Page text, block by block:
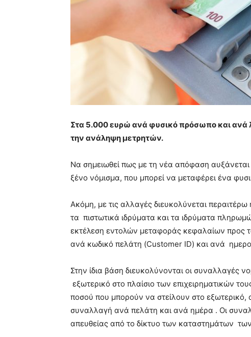
Στα 5.000 ευρώ ανά φυσικό πρόσωπο και ανά
την ανάληψη μετρητών.
Να σημειωθεί πως με τη νέα απόφαση
ξένο νόμισμα, που μπορεί να μεταφέρει ένα
Ακόμη, με τις αλλαγές διευκολύνεται
τα πιστωτικά ιδρύματα και τα ιδρύματα
εκτέλεση εντολών μεταφοράς κεφαλαίων προς
ανά κωδικό πελάτη (Customer ID) και ανά
Στην ίδια βάση διευκολύνονται οι συναλλαγές
εξωτερικό στο πλαίσιο των επιχειρηματικών
ποσού που μπορούν να στείλουν στο
συναλλαγή ανά πελάτη και ανά ημέρα . Οι
απευθείας από το δίκτυο των καταστημάτων